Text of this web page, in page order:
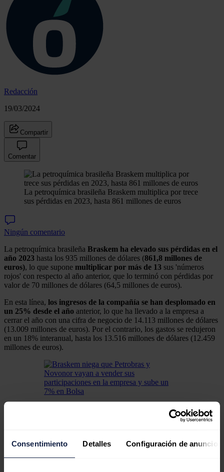
Consentimiento Detalles Configuración de anuncios
Redacción
19/03/2024
Compartir
Comentar
La petroquímica brasileña Braskem multiplica por trece
sus pérdidas en 2023, hasta 861 millones de euros
Ningún comentario
La petroquímica brasileña Braskem ha elevado sus pérdidas en el
año 2023 hasta los 935 millones de dólares (861,8 millones de
euros), lo que supone multiplicar por más de 13 sus 'números
rojos' con respecto al año anterior, que lo terminó con pérdidas por
valor de 70 millones de dólares (64,5 millones de euros).
En esta línea, los ingresos de la compañía se han desplomado en
un 25% desde el año anterior, lo que ha llevado a la empresa a
cerrar el año con una cifra de negocio de 14.113 millones de dólares
(13.009 millones de euros). Por el contrario, los gastos se redujeron
en un 18% interanual, hasta los 13.516 millones de dólares (12.459
millones de euros).
Braskem niega que Petrobras y Novonor vayan a
vender sus participaciones en la empresa y sube un 7%
poseen el 36,1% y el 50,1% de su capital social,